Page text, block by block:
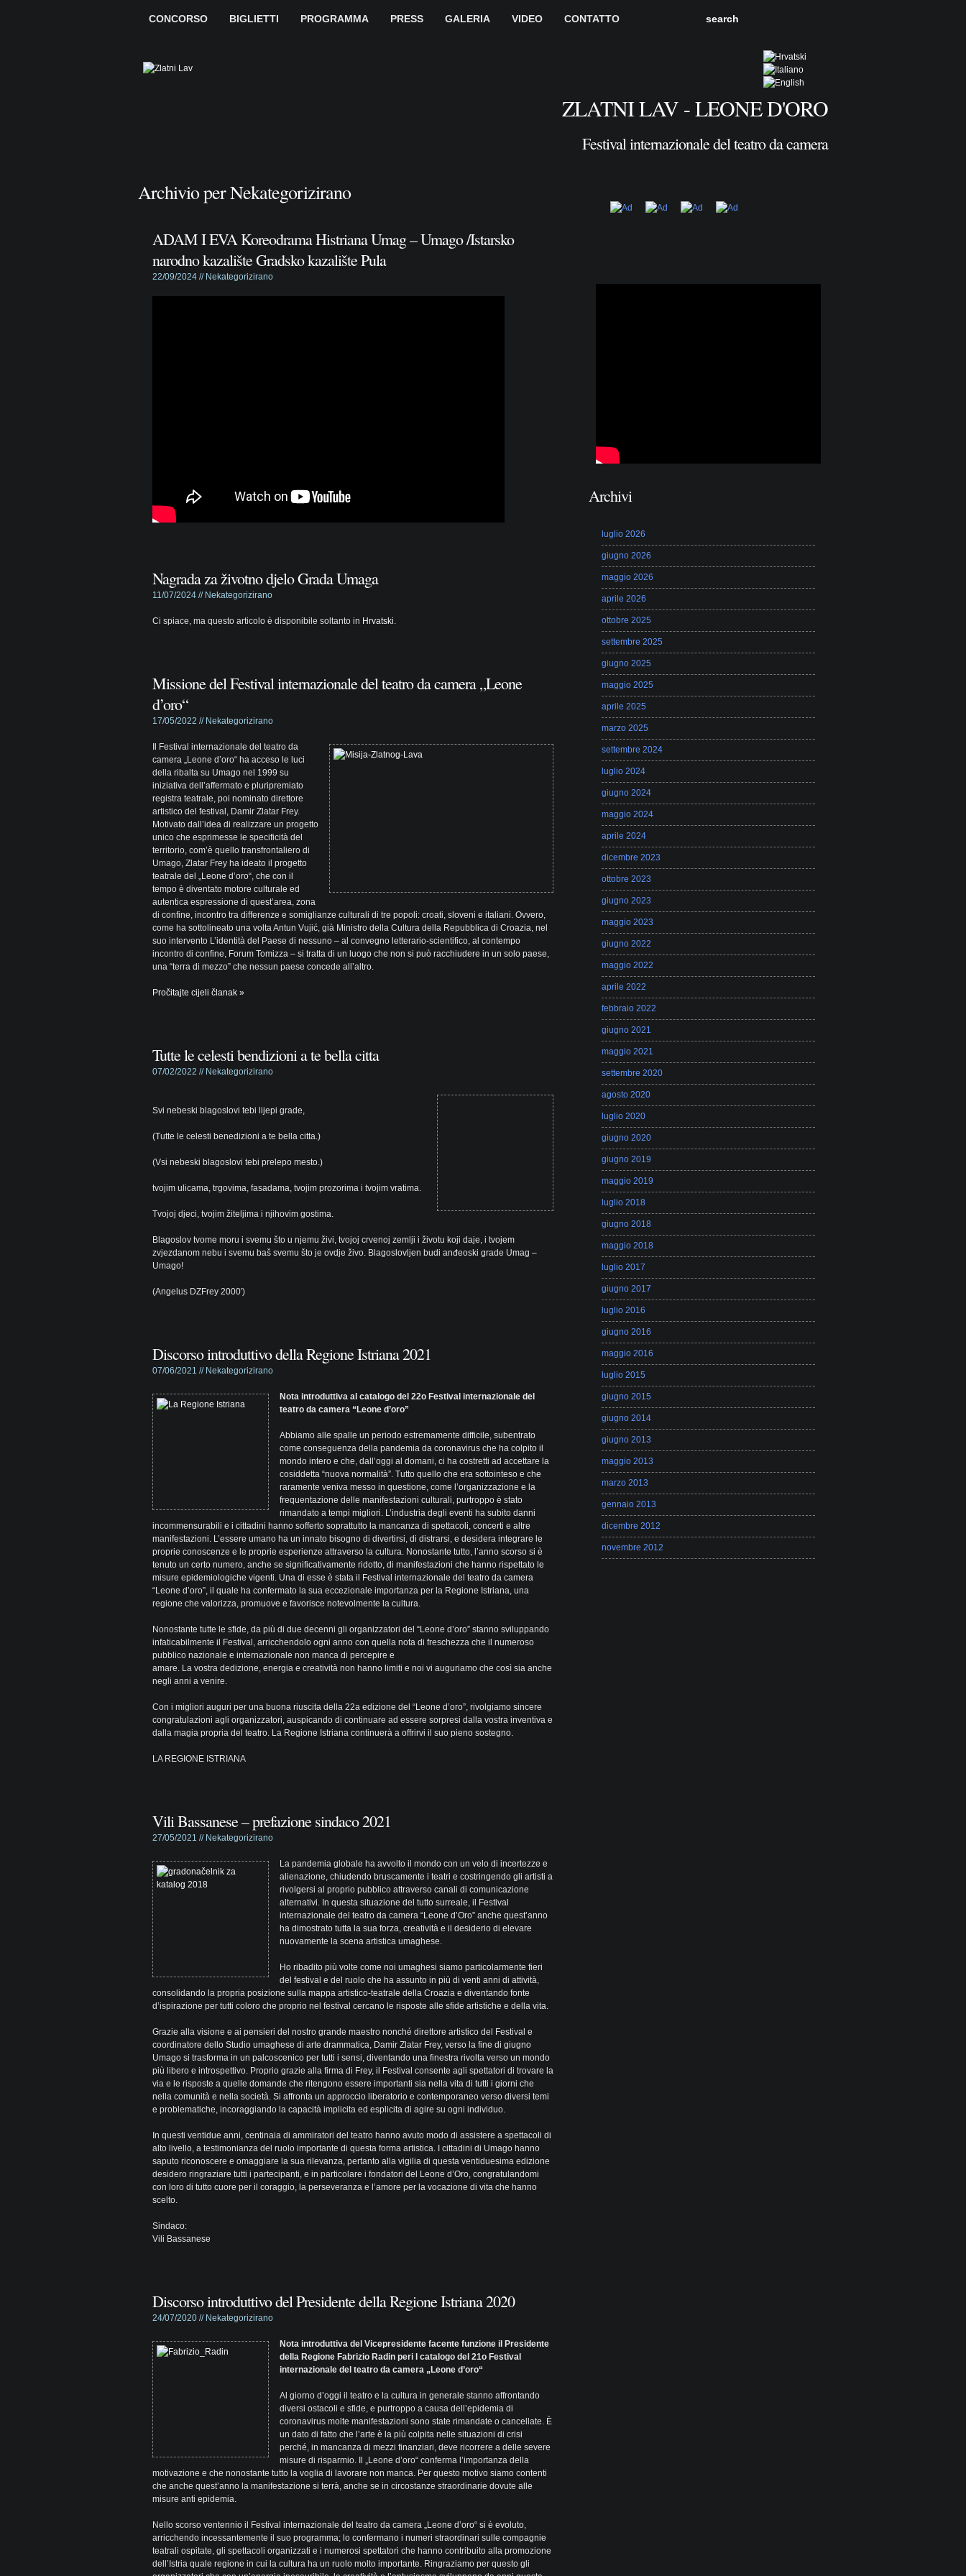
CONCORSO BIGLIETTI PROGRAMMA PRESS GALERIA VIDEO CONTATTO
ZLATNI LAV - LEONE D'ORO
Festival internazionale del teatro da camera
Archivio per Nekategorizirano
ADAM I EVA Koreodrama Histriana Umag – Umago /Istarsko
narodno kazalište Gradsko kazalište Pula
22/09/2024 // Nekategorizirano
Nagrada za životno djelo Grada Umaga
11/07/2024 // Nekategorizirano
Ci spiace, ma questo articolo è disponibile soltanto in Hrvatski.
Missione del Festival internazionale del teatro da camera „Leone
d’oro“
17/05/2022 // Nekategorizirano
Il Festival internazionale del teatro da
camera „Leone d’oro“ ha acceso le luci
della ribalta su Umago nel 1999 su
iniziativa dell’affermato e pluripremiato
registra teatrale, poi nominato direttore
artistico del festival, Damir Zlatar Frey.
Motivato dall’idea di realizzare un progetto
unico che esprimesse le specificità del
territorio, com’è quello transfrontaliero di
Umago, Zlatar Frey ha ideato il progetto
teatrale del „Leone d’oro“, che con il
tempo è diventato motore culturale ed
autentica espressione di quest’area, zona
di confine, incontro tra differenze e somiglianze culturali di tre popoli: croati, sloveni e italiani. Ovvero,
come ha sottolineato una volta Antun Vujić, già Ministro della Cultura della Repubblica di Croazia, nel
suo intervento L’identità del Paese di nessuno – al convegno letterario-scientifico, al contempo
incontro di confine, Forum Tomizza – si tratta di un luogo che non si può racchiudere in un solo paese,
una “terra di mezzo” che nessun paese concede all’altro.
Pročitajte cijeli članak »
Tutte le celesti bendizioni a te bella citta
07/02/2022 // Nekategorizirano
Svi nebeski blagoslovi tebi lijepi grade,
(Tutte le celesti benedizioni a te bella citta.)
(Vsi nebeski blagoslovi tebi prelepo mesto.)
tvojim ulicama, trgovima, fasadama, tvojim prozorima i tvojim vratima.
Tvojoj djeci, tvojim žiteljima i njihovim gostima.
Blagoslov tvome moru i svemu što u njemu živi, tvojoj crvenoj zemlji i životu koji daje, i tvojem
zvjezdanom nebu i svemu baš svemu što je ovdje živo. Blagoslovljen budi anđeoski grade Umag –
Umago!
(Angelus DZFrey 2000′)
Discorso introduttivo della Regione Istriana 2021
07/06/2021 // Nekategorizirano
Nota introduttiva al catalogo del 22o Festival internazionale del
teatro da camera “Leone d’oro”
Abbiamo alle spalle un periodo estremamente difficile, subentrato
come conseguenza della pandemia da coronavirus che ha colpito il
mondo intero e che, dall’oggi al domani, ci ha costretti ad accettare la
cosiddetta “nuova normalità”. Tutto quello che era sottointeso e che
raramente veniva messo in questione, come l’organizzazione e la
frequentazione delle manifestazioni culturali, purtroppo è stato
rimandato a tempi migliori. L’industria degli eventi ha subito danni
incommensurabili e i cittadini hanno sofferto soprattutto la mancanza di spettacoli, concerti e altre
manifestazioni. L’essere umano ha un innato bisogno di divertirsi, di distrarsi, e desidera integrare le
proprie conoscenze e le proprie esperienze attraverso la cultura. Nonostante tutto, l’anno scorso si è
tenuto un certo numero, anche se significativamente ridotto, di manifestazioni che hanno rispettato le
misure epidemiologiche vigenti. Una di esse è stata il Festival internazionale del teatro da camera
“Leone d’oro”, il quale ha confermato la sua eccezionale importanza per la Regione Istriana, una
regione che valorizza, promuove e favorisce notevolmente la cultura.
Nonostante tutte le sfide, da più di due decenni gli organizzatori del “Leone d’oro” stanno sviluppando
infaticabilmente il Festival, arricchendolo ogni anno con quella nota di freschezza che il numeroso
pubblico nazionale e internazionale non manca di percepire e
amare. La vostra dedizione, energia e creatività non hanno limiti e noi vi auguriamo che così sia anche
negli anni a venire.
Con i migliori auguri per una buona riuscita della 22a edizione del “Leone d’oro”, rivolgiamo sincere
congratulazioni agli organizzatori, auspicando di continuare ad essere sorpresi dalla vostra inventiva e
dalla magia propria del teatro. La Regione Istriana continuerà a offrirvi il suo pieno sostegno.
LA REGIONE ISTRIANA
Vili Bassanese – prefazione sindaco 2021
27/05/2021 // Nekategorizirano
La pandemia globale ha avvolto il mondo con un velo di incertezze e
alienazione, chiudendo bruscamente i teatri e costringendo gli artisti a
rivolgersi al proprio pubblico attraverso canali di comunicazione
alternativi. In questa situazione del tutto surreale, il Festival
internazionale del teatro da camera “Leone d’Oro” anche quest’anno
ha dimostrato tutta la sua forza, creatività e il desiderio di elevare
nuovamente la scena artistica umaghese.
Ho ribadito più volte come noi umaghesi siamo particolarmente fieri
del festival e del ruolo che ha assunto in più di venti anni di attività,
consolidando la propria posizione sulla mappa artistico-teatrale della Croazia e diventando fonte
d’ispirazione per tutti coloro che proprio nel festival cercano le risposte alle sfide artistiche e della vita.
Grazie alla visione e ai pensieri del nostro grande maestro nonché direttore artistico del Festival e
coordinatore dello Studio umaghese di arte drammatica, Damir Zlatar Frey, verso la fine di giugno
Umago si trasforma in un palcoscenico per tutti i sensi, diventando una finestra rivolta verso un mondo
più libero e introspettivo. Proprio grazie alla firma di Frey, il Festival consente agli spettatori di trovare la
via e le risposte a quelle domande che ritengono essere importanti sia nella vita di tutti i giorni che
nella comunità e nella società. Si affronta un approccio liberatorio e contemporaneo verso diversi temi
e problematiche, incoraggiando la capacità implicita ed esplicita di agire su ogni individuo.
In questi ventidue anni, centinaia di ammiratori del teatro hanno avuto modo di assistere a spettacoli di
alto livello, a testimonianza del ruolo importante di questa forma artistica. I cittadini di Umago hanno
saputo riconoscere e omaggiare la sua rilevanza, pertanto alla vigilia di questa ventiduesima edizione
desidero ringraziare tutti i partecipanti, e in particolare i fondatori del Leone d’Oro, congratulandomi
con loro di tutto cuore per il coraggio, la perseveranza e l’amore per la vocazione di vita che hanno
scelto.
Sindaco:
Vili Bassanese
Discorso introduttivo del Presidente della Regione Istriana 2020
24/07/2020 // Nekategorizirano
Nota introduttiva del Vicepresidente facente funzione il Presidente
della Regione Fabrizio Radin peri l catalogo del 21o Festival
internazionale del teatro da camera „Leone d’oro“
Al giorno d’oggi il teatro e la cultura in generale stanno affrontando
diversi ostacoli e sfide, e purtroppo a causa dell’epidemia di
coronavirus molte manifestazioni sono state rimandate o cancellate. È
un dato di fatto che l’arte è la più colpita nelle situazioni di crisi
perché, in mancanza di mezzi finanziari, deve ricorrere a delle severe
misure di risparmio. Il „Leone d’oro“ conferma l’importanza della
motivazione e che nonostante tutto la voglia di lavorare non manca. Per questo motivo siamo contenti
che anche quest’anno la manifestazione si terrà, anche se in circostanze straordinarie dovute alle
misure anti epidemia.
Nello scorso ventennio il Festival internazionale del teatro da camera „Leone d’oro“ si è evoluto,
arricchendo incessantemente il suo programma; lo confermano i numeri straordinari sulle compagnie
teatrali ospitate, gli spettacoli organizzati e i numerosi spettatori che hanno contribuito alla promozione
dell’Istria quale regione in cui la cultura ha un ruolo molto importante. Ringraziamo per questo gli
Archivi
luglio 2026
giugno 2026
maggio 2026
aprile 2026
ottobre 2025
settembre 2025
giugno 2025
maggio 2025
aprile 2025
marzo 2025
settembre 2024
luglio 2024
giugno 2024
maggio 2024
aprile 2024
dicembre 2023
ottobre 2023
giugno 2023
maggio 2023
giugno 2022
maggio 2022
aprile 2022
febbraio 2022
giugno 2021
maggio 2021
settembre 2020
agosto 2020
luglio 2020
giugno 2020
giugno 2019
maggio 2019
luglio 2018
giugno 2018
maggio 2018
luglio 2017
giugno 2017
luglio 2016
giugno 2016
maggio 2016
luglio 2015
giugno 2015
giugno 2014
giugno 2013
maggio 2013
marzo 2013
gennaio 2013
dicembre 2012
novembre 2012